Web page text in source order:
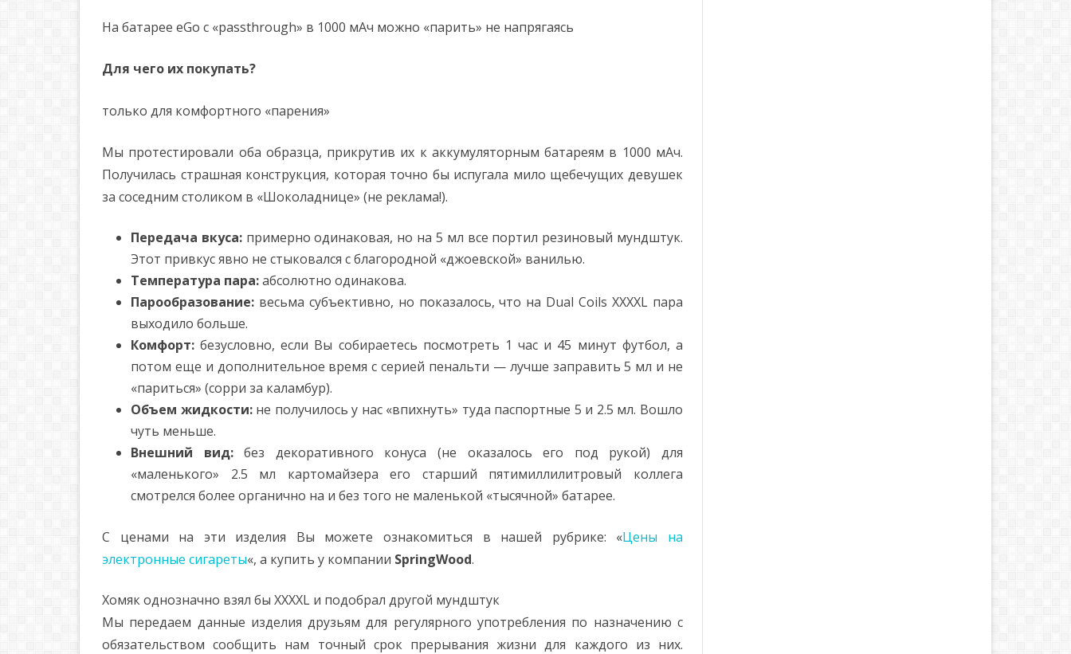
На батарее eGo с «passthrough» в 1000 мАч можно «парить» не напрягаясь
Для чего их покупать?
только для комфортного «парения»
Мы протестировали оба образца, прикрутив их к аккумуляторным батареям в 1000 мАч.
Получилась страшная конструкция, которая точно бы испугала мило щебечущих девушек
за соседним столиком в «Шоколаднице» (не реклама!).
Передача вкуса:примерно одинаковая, но на 5 мл все портил резиновый мундштук.
Этот привкус явно не стыковался с благородной «джоевской» ванилью.
Температура пара:абсолютно одинакова.
Парообразование: весьма субъективно, но показалось, что на Dual Coils XXXXL пара
выходило больше.
Комфорт: безусловно, если Вы собираетесь посмотреть 1 час и 45 минут футбол, а
потом еще и дополнительное время с серией пенальти — лучше заправить 5 мл и не
«париться» (сорри за каламбур).
Объем жидкости:не получилось у нас «впихнуть» туда паспортные 5 и 2.5 мл. Вошло
чуть меньше.
Внешний вид:без декоративного конуса (не оказалось его под рукой) для
«маленького» 2.5 мл картомайзера его старший пятимиллилитровый коллега
смотрелся более органично на и без того не маленькой «тысячной» батарее.
С ценами на эти изделия Вы можете ознакомиться в нашей рубрике: «Цены на
электронные сигареты«, а купить у компании SpringWood.
Хомяк однозначно взял бы XXXXL и подобрал другой мундштук
Мы передаем данные изделия друзьям для регулярного употребления по назначению с
обязательством сообщить нам точный срок прерывания жизни для каждого из них.